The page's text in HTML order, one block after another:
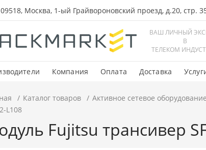
Москва, 1-ый Грайвороновский проезд, д.20, стр.
ВАШ ЛИЧНЫЙ
В
ТЕЛЕКОМ
Компания Оплата Доставка
Каталог товаров Активное сетевое оборудование
L108
Fujitsu трансивер